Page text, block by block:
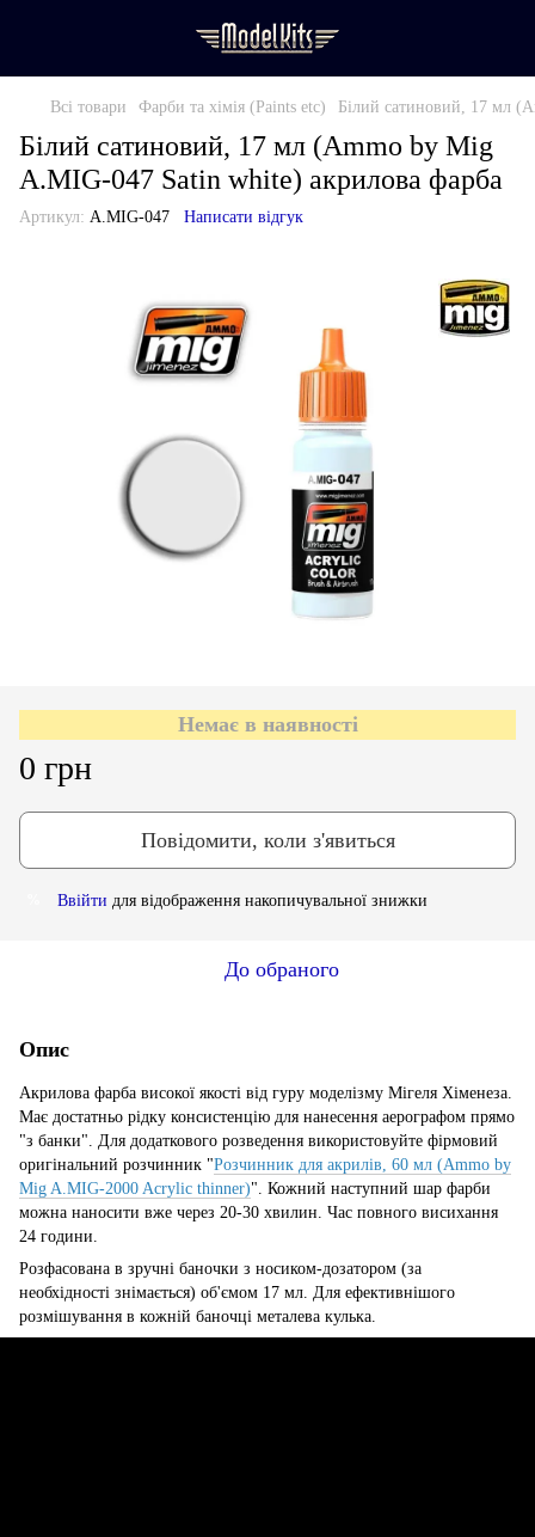
Всі товари Фарби та хімія (Paints etc) Білий сатиновий, 17 мл
Білий сатиновий, 17 мл (Ammo by Mig
A.MIG-047 Satin white) акрилова фарба
Артикул: A.MIG-047 Написати відгук
Немає в наявності
0 грн
Повідомити, коли з'явиться
Ввійти для відображення накопичувальної знижки
До обраного
Опис
Акрилова фарба високої якості від гуру моделізму Мігеля Хіменеза.
Має достатньо рідку консистенцію для нанесення аерографом прямо
"з банки". Для додаткового розведення використовуйте фірмовий
оригінальний розчинник "Розчинник для акрилів, 60 мл (Ammo by
Mig A.MIG-2000 Acrylic thinner)". Кожний наступний шар фарби
можна наносити вже через 20-30 хвилин. Час повного висихання
24 години.
Розфасована в зручні баночки з носиком-дозатором (за
необхідності знімається) об'ємом 17 мл. Для ефективнішого
розмішування в кожній баночці металева кулька.